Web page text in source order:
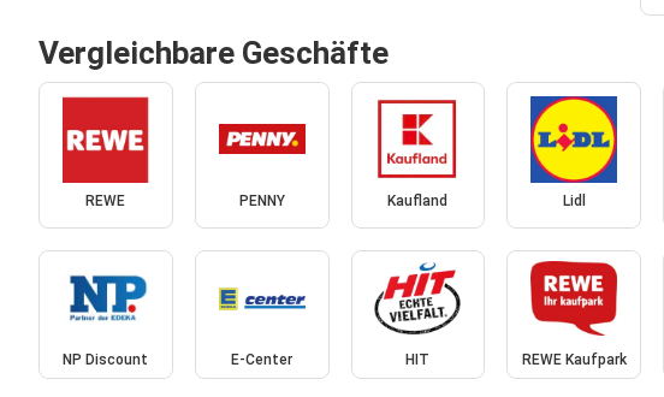
Vergleichbare Geschäfte
REWE PENNY Kaufland Lidl
NP Discount E-Center HIT REWE Kaufpark